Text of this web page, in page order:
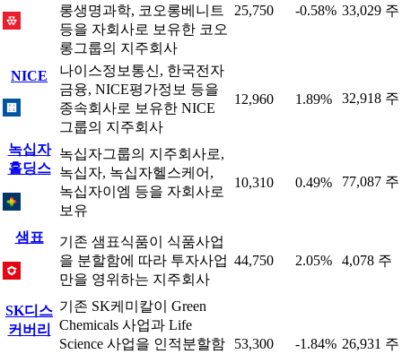
롱생명과학, 코오롱베니트
등을 자회사로 보유한 코오
롱그룹의 지주회사
25,750 -0.58% 33,029 주
NICE
나이스정보통신, 한국전자
금융, NICE평가정보 등을
종속회사로 보유한 NICE
그룹의 지주회사
12,960 1.89% 32,918 주
녹십자
홀딩스
녹십자그룹의 지주회사로,
녹십자, 녹십자헬스케어,
녹십자이엠 등을 자회사로
보유
10,310 0.49% 77,087 주
샘표
기존 샘표식품이 식품사업
을 분할함에 따라 투자사업
만을 영위하는 지주회사
44,750 2.05% 4,078 주
SK디스
커버리
기존 SK케미칼이 Green
Chemicals 사업과 Life
Science 사업을 인적분할함
53,300 -1.84% 26,931 주